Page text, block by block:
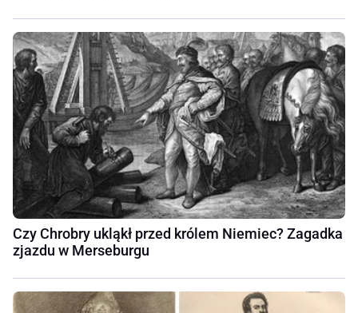
Czy Chrobry ukląkł przed królem Niemiec? Zagadka
zjazdu w Merseburgu